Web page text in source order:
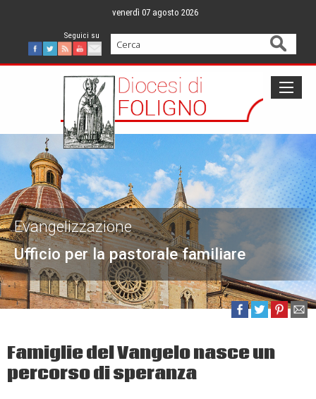
content
venerdì 07 agosto 2026
Facebook
Twitter
FeedYoutube
Mail
Cerca
Ufficio per la pastorale familiare
Evangelizzazione
Famiglie del Vangelo nasce un
percorso di speranza